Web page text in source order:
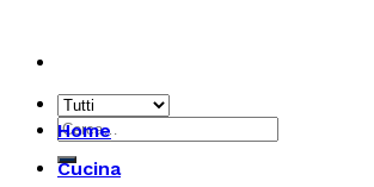
content
Cerca:
Home
Cucina